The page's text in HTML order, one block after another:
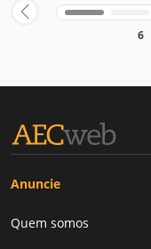
6
Anuncie
Quem somos